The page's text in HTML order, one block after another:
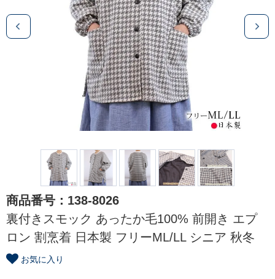
商品番号：138-8026
裏付きスモック あったか毛100% 前開き エプ
ロン 割烹着 日本製 フリーML/LL シニア 秋冬
お気に入り